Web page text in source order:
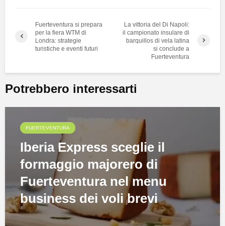
Fuerteventura si prepara
per la fiera WTM di
Londra: strategie
turistiche e eventi futuri
La vittoria del Di Napoli:
il campionato insulare di
barquillos di vela latina
si conclude a
Fuerteventura
Potrebbero interessarti
FUERTEVENTURA
Iberia Express sceglie il
formaggio majorero di
Fuerteventura nel menu
business dei voli brevi